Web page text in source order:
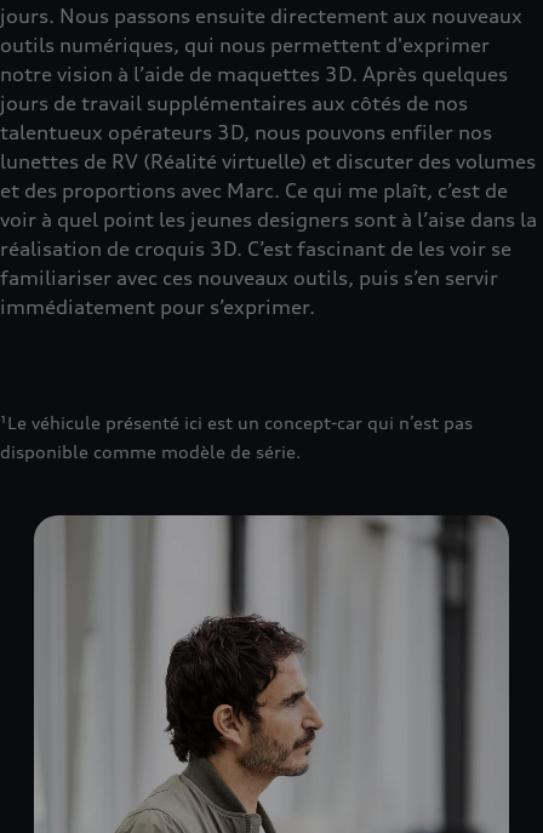
jours. Nous passons ensuite directement aux nouveaux
outils numériques, qui nous permettent d'exprimer
notre vision à l’aide de maquettes 3D. Après quelques
jours de travail supplémentaires aux côtés de nos
talentueux opérateurs 3D, nous pouvons enfiler nos
lunettes de RV (Réalité virtuelle) et discuter des volumes
et des proportions avec Marc. Ce qui me plaît, c’est de
voir à quel point les jeunes designers sont à l’aise dans la
réalisation de croquis 3D. C’est fascinant de les voir se
familiariser avec ces nouveaux outils, puis s’en servir
immédiatement pour s’exprimer.
¹Le véhicule présenté ici est un concept-car qui n’est pas
disponible comme modèle de série.